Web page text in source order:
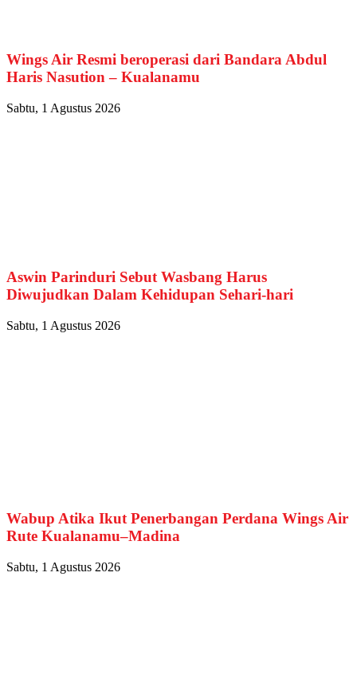
Wings Air Resmi beroperasi dari Bandara Abdul
Haris Nasution – Kualanamu
Sabtu, 1 Agustus 2026
Aswin Parinduri Sebut Wasbang Harus
Diwujudkan Dalam Kehidupan Sehari-hari
Sabtu, 1 Agustus 2026
Wabup Atika Ikut Penerbangan Perdana Wings Air
Rute Kualanamu–Madina
Sabtu, 1 Agustus 2026